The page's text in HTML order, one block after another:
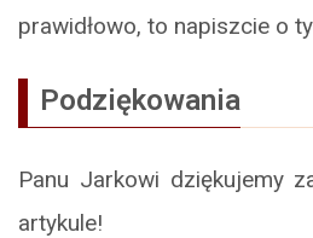
prawidłowo, to napiszcie o
Podziękowania
Panu Jarkowi dziękujemy
artykule!